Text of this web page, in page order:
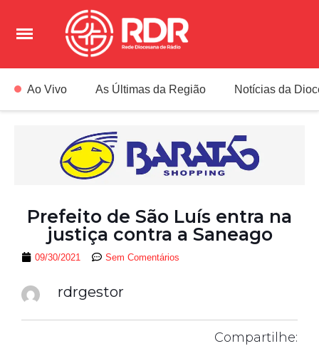
Ao Vivo As Últimas da Região Notícias da
Prefeito de São Luís entra na
justiça contra a Saneago
09/30/2021 Sem Comentários
rdrgestor
Compartilhe: